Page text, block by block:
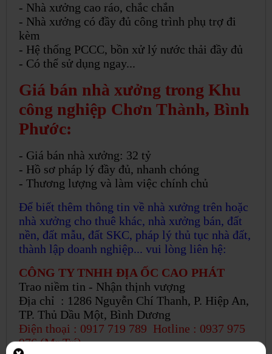
- Nhà xưởng cao ráo, chắc chắn
- Nhà xưởng có đầy đủ công trình phụ trợ đi
kèm
- Hệ thống PCCC, bồn xử lý nước thải đầy đủ
- Có thể sử dụng ngay...
Giá bán nhà xưởng trong Khu
công nghiệp Chơn Thành, Bình
Phước:
- Giá bán nhà xưởng: 32 tỷ
- Hồ sơ pháp lý đầy đủ, nhanh chóng
- Thương lượng và làm việc chính chủ
Để biết thêm thông tin về nhà xưởng trên hoặc
nhà xưởng cho thuê khác, nhà xưởng bán, đất
nền, đất mẫu, đất SKC, pháp lý thủ tục nhà đất,
thành lập doanh nghiệp... vui lòng liên hệ:
CÔNG TY TNHH ĐỊA ỐC CAO PHÁT
Trao niềm tin - Nhận thịnh vượng
Địa chỉ : 1286 Nguyễn Chí Thanh, P. Hiệp An,
TP. Thủ Dầu Một, Bình Dương
Điện thoại : 0917 719 789 Hotline : 0937 975
976 (Mr Trí)